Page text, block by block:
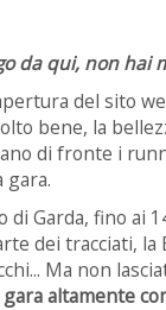
da qui, non hai
del sito
bene, la
di fronte i
gara.
di Garda, fino ai
dei tracciati, la
Ma non
gara altamente